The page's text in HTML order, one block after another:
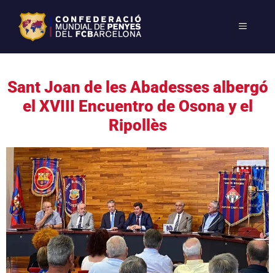
Sant Joan de les Abadesses albergó
el XVIII Encuentro de Osona y el
Ripollès